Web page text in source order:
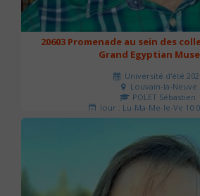
20603 Promenade au sein des
Grand Egyptian
Université d'été
Louvain-la-Neuve
POLET Sébastien
Jour : Lu-Ma-Me-Je-Ve
Nombre de séances